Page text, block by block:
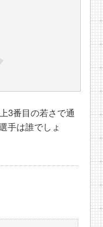
3番目の若さで通
手は誰でしょ